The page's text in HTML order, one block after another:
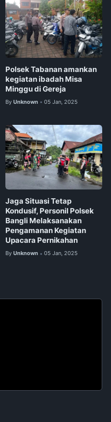
Polsek Tabanan amankan
kegiatan ibadah Misa
Minggu di Gereja
By Unknown • 05 Jan, 2025
Jaga Situasi Tetap
Kondusif, Personil Polsek
Bangli Melaksanakan
Pengamanan Kegiatan
Upacara Pernikahan
By Unknown • 05 Jan, 2025